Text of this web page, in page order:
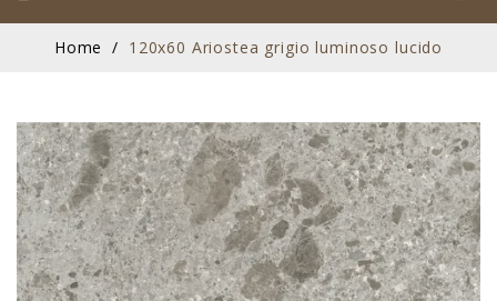
Home 120x60 Ariostea grigio luminoso lucido